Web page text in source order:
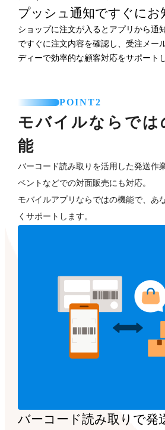
プッシュ通知ですぐにお
ショップに注文が入るとアプリから通
ですぐに注文内容を確認し、受注メー
ディーで効率的な顧客対応をサポート
POINT2
モバイルならでは
能
バーコード読み取りを活用した発送作
ベントなどでの対面販売にも対応。
モバイルアプリならではの機能で、あ
くサポートします。
バーコード読み取りで発